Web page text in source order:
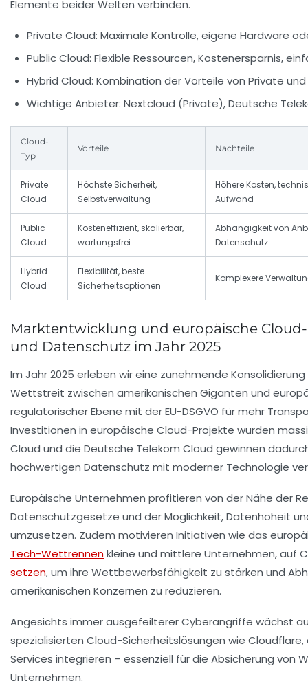
Elemente beider Welten verbinden.
Private Cloud: Maximale Kontrolle, eigene Hardware
Public Cloud: Flexible Ressourcen, Kostenersparnis,
Hybrid Cloud: Kombination der Vorteile von Private und
Wichtige Anbieter: Nextcloud (Private), Deutsche
Cloud-
Typ
Vorteile Nachteile
Private
Cloud
Höchste Sicherheit,
Selbstverwaltung
Höhere Kosten,
Aufwand
Public
Cloud
Kosteneffizient, skalierbar,
wartungsfrei
Abhängigkeit von
Datenschutz
Hybrid
Cloud
Flexibilität, beste
Sicherheitsoptionen
Komplexere
Marktentwicklung und europäische
und Datenschutz im Jahr 2025
Im Jahr 2025 erleben wir eine zunehmende
Wettstreit zwischen amerikanischen Giganten und
regulatorischer Ebene mit der EU-DSGVO für mehr
Investitionen in europäische Cloud-Projekte wurden
Cloud und die Deutsche Telekom Cloud gewinnen
hochwertigen Datenschutz mit moderner Technologie
Europäische Unternehmen profitieren von der Nähe der
Datenschutzgesetze und der Möglichkeit, Datenhoheit
umzusetzen. Zudem motivieren Initiativen wie das
Tech-Wettrennenkleine und mittlere Unternehmen, auf
setzen, um ihre Wettbewerbsfähigkeit zu stärken und
amerikanischen Konzernen zu reduzieren.
Angesichts immer ausgefeilterer Cyberangriffe wächst
spezialisierten Cloud-Sicherheitslösungen wie Cloudflare,
Services integrieren – essenziell für die Absicherung von
Unternehmen.